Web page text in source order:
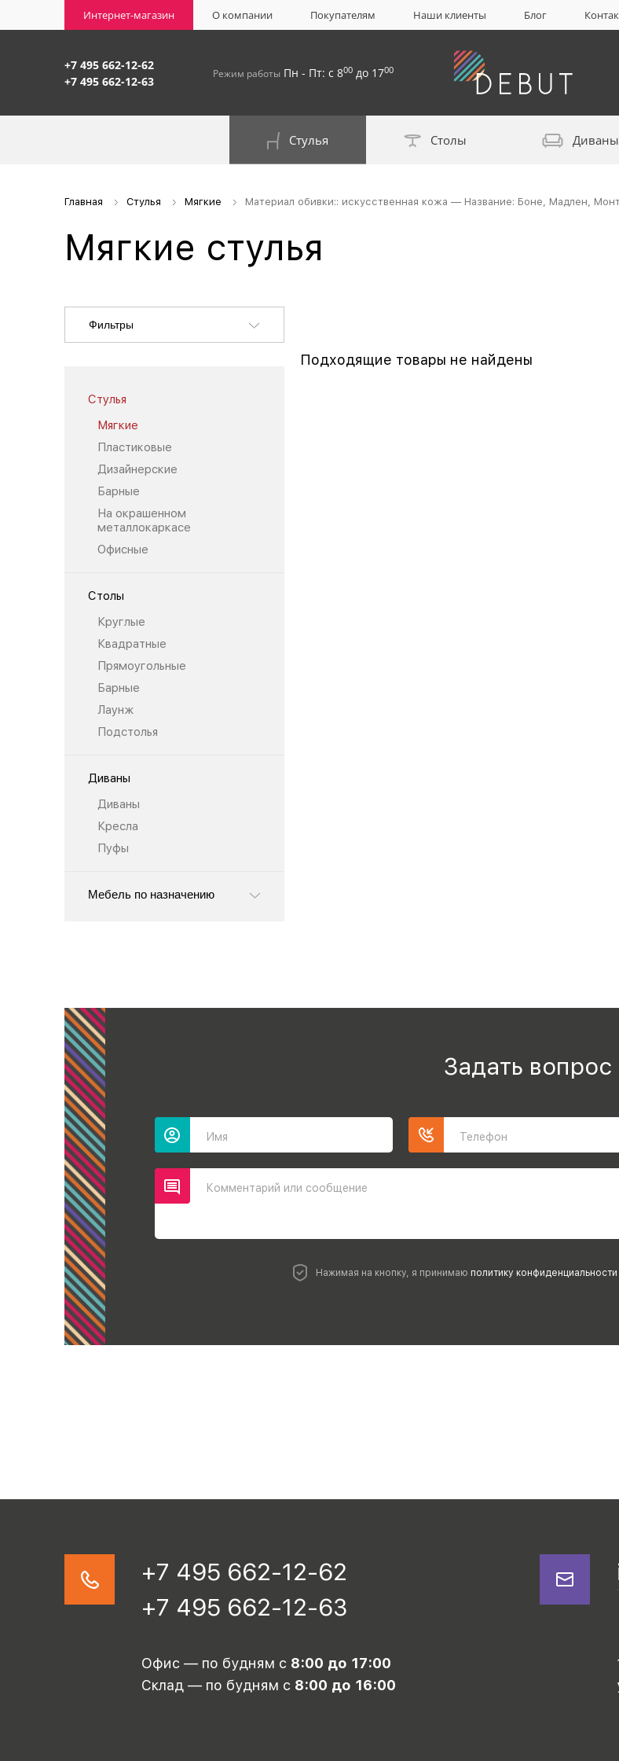
Интернет-магазин О компании Покупателям Наши клиенты Блог
+7 495 662-12-62
+7 495 662-12-63
Режим работы Пн - Пт: с 800 до 1700
Стулья Столы Диваны
Главная Стулья Мягкие Материал обивки:: искусственная кожа — Название: Боне, Мадлен,
Мягкие стулья
Фильтры
Стулья
Мягкие
Пластиковые
Дизайнерские
Барные
На окрашенном
металлокаркасе
Офисные
Столы
Круглые
Квадратные
Прямоугольные
Барные
Лаунж
Подстолья
Диваны
Диваны
Кресла
Пуфы
Мебель по назначению
Подходящие товары не найдены
Задать вопрос
Имя Телефон
Комментарий или сообщение
Нажимая на кнопку, я принимаю политику конфиденциальности
+7 495 662-12-62
+7 495 662-12-63
Офис — по будням с 8:00 до 17:00
Склад — по будням с 8:00 до 16:00